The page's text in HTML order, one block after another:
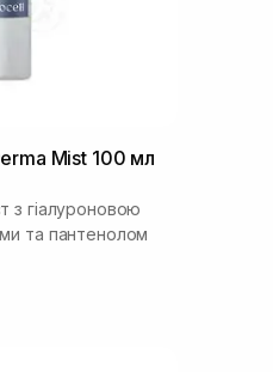
Mist 100 мл
з гіалуроновою
та пантенолом